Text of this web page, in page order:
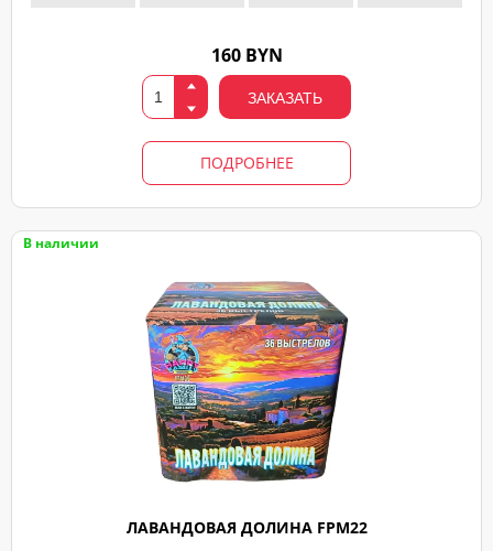
160 BYN
ЗАКАЗАТЬ
ПОДРОБНЕЕ
В наличии
ЛАВАНДОВАЯ ДОЛИНА FPM22